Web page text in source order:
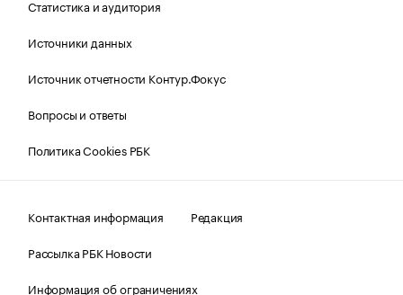
Статистика и аудитория
Источники данных
Источник отчетности Контур.Фокус
Вопросы и ответы
Политика Cookies РБК
Контактная информация
Редакция
Рассылка РБК Новости
Информация об ограничениях